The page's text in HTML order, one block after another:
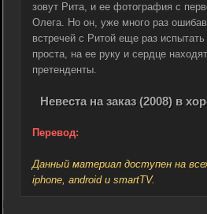
зовут Рита, и ее фотография с
Олега. Но он, уже много раз
встречей с Ритой еще раз
проста, на ее руку и сердце
претенденты.
Невеста на заказ (2008) в
Перевод:
Данный материал доступен на
iphone, android и smartTV.